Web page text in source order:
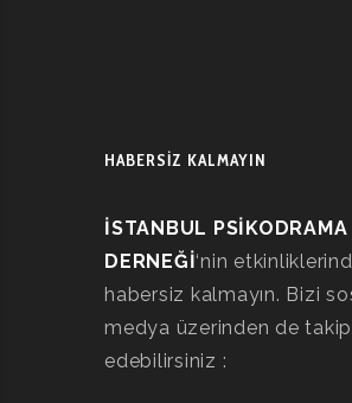
HABERSİZ KALMAYIN
İSTANBUL PSİKODRAMA
DERNEĞİ‘nin
habersiz kalmayın. Bizi
medya üzerinden de takip
edebilirsiniz :